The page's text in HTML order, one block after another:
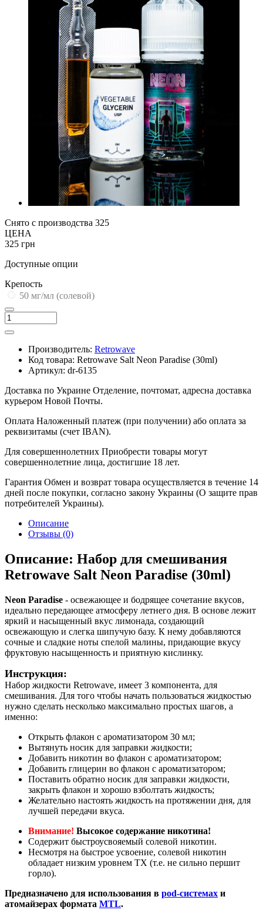
Снято с производства 325
ЦЕНА
325 грн
Доступные опции
Крепость
50 мг/мл (солевой)
Производитель: Retrowave
Код товара: Retrowave Salt Neon Paradise (30ml)
Артикул: dr-6135
Доставка по Украине Отделение, почтомат, адресна доставка
курьером Новой Почты.
Оплата Наложенный платеж (при получении) або оплата за
реквизитамы (счет IBAN).
Для совершеннолетних Приобрести товары могут
совершеннолетние лица, достигшие 18 лет.
Гарантия Обмен и возврат товара осуществляется в течение 14
дней после покупки, согласно закону Украины (О защите прав
потребителей Украины).
Описание
Отзывы (0)
Описание: Набор для смешивания
Retrowave Salt Neon Paradise (30ml)
Neon Paradise - освежающее и бодрящее сочетание вкусов,
идеально передающее атмосферу летнего дня. В основе лежит
яркий и насыщенный вкус лимонада, создающий
освежающую и слегка шипучую базу. К нему добавляются
сочные и сладкие ноты спелой малины, придающие вкусу
фруктовую насыщенность и приятную кислинку.
Инструкция:
Набор жидкости Retrowave, имеет 3 компонента, для
смешивания. Для того чтобы начать пользоваться жидкостью
нужно сделать несколько максимально простых шагов, а
именно:
Открыть флакон с ароматизатором 30 мл;
Вытянуть носик для заправки жидкости;
Добавить никотин во флакон с ароматизатором;
Добавить глицерин во флакон с ароматизатором;
Поставить обратно носик для заправки жидкости,
закрыть флакон и хорошо взболтать жидкость;
Желательно настоять жидкость на протяжении дня, для
лучшей передачи вкуса.
Внимание! Высокое содержание никотина!
Содержит быстроусвояемый солевой никотин.
Несмотря на быстрое усвоение, солевой никотин
обладает низким уровнем ТХ (т.е. не сильно першит
горло).
Предназначено для использования в pod-системах и
атомайзерах формата MTL.